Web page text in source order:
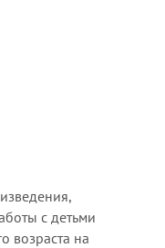
с детьми
возраста на